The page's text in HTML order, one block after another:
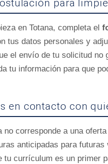
para
en Totana, completa el
tus datos personales y
el envío de tu solicitud no
tu información para que
en contacto con
corresponde a una
anticipadas para
tu currículum es un primer